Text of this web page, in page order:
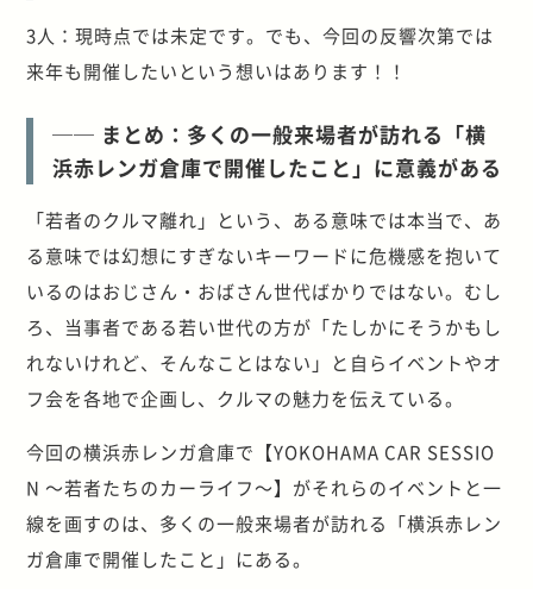
3人：現時点では未定です。でも、今回の反響次第では
来年も開催したいという想いはあります！！
── まとめ：多くの一般来場者が訪れる「横
浜赤レンガ倉庫で開催したこと」に意義がある
「若者のクルマ離れ」という、ある意味では本当で、あ
る意味では幻想にすぎないキーワードに危機感を抱いて
いるのはおじさん・おばさん世代ばかりではない。むし
ろ、当事者である若い世代の方が「たしかにそうかもし
れないけれど、そんなことはない」と自らイベントやオ
フ会を各地で企画し、クルマの魅力を伝えている。
今回の横浜赤レンガ倉庫で【YOKOHAMA CAR SESSIO
N ～若者たちのカーライフ～】がそれらのイベントと一
線を画すのは、多くの一般来場者が訪れる「横浜赤レン
ガ倉庫で開催したこと」にある。